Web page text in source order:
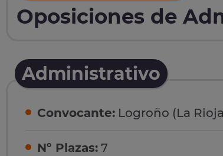
Oposiciones de
Administrativo
Convocante: Logroño (La
Nº Plazas: 7